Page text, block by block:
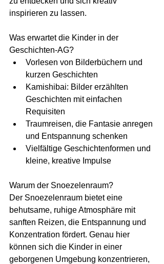
inspirieren zu lassen.
Was erwartet die Kinder in der
Geschichten-AG?
Vorlesen von Bilderbüchern und
kurzen Geschichten
Kamishibai: Bilder erzählten
Geschichten mit einfachen
Requisiten
Traumreisen, die Fantasie anregen
und Entspannung schenken
Vielfältige Geschichtenformen und
kleine, kreative Impulse
Warum der Snoezelenraum?
Der Snoezelenraum bietet eine
behutsame, ruhige Atmosphäre mit
sanften Reizen, die Entspannung und
Konzentration fördert. Genau hier
können sich die Kinder in einer
geborgenen Umgebung konzentrieren,